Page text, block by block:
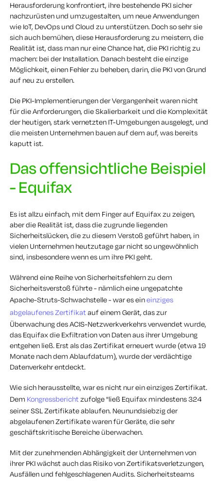
Herausforderung konfrontiert, ihre bestehende PKI sicher
nachzurüsten und umzugestalten, um neue Anwendungen
wie IoT, DevOps und Cloud zu unterstützen. Doch so sehr sie
sich auch bemühen, diese Herausforderung zu meistern, die
Realität ist, dass man nureineChance hat, die PKI richtig zu
machen: bei der Installation. Danach besteht die einzige
Möglichkeit, einen Fehler zu beheben, darin, die PKI von Grund
auf neu zu erstellen.
Die PKI-Implementierungen der Vergangenheit waren nicht
für die Anforderungen, die Skalierbarkeit und die Komplexität
der heutigen, stark vernetzten IT-Umgebungen ausgelegt, und
die meisten Unternehmen bauen auf dem auf, was bereits
kaputt ist.
Das offensichtliche Beispiel
- Equifax
Es ist allzu einfach, mit dem Finger auf Equifax zu zeigen,
aber die Realität ist, dass die zugrunde liegenden
Sicherheitslücken, die zu diesem Verstoß geführt haben, in
vielen Unternehmen heutzutage gar nicht so ungewöhnlich
sind, insbesondere wenn es um ihre PKI geht.
Während eine Reihe von Sicherheitsfehlern zu dem
Sicherheitsverstoß führte - nämlich eine ungepatchte
Apache-Struts-Schwachstelle - war es eineinziges
abgelaufenes Zertifikatauf einem Gerät, das zur
Überwachung des ACIS-Netzwerkverkehrs verwendet wurde,
das Equifax die Exfiltration von Daten aus ihrer Umgebung
entgehen ließ. Erst als das Zertifikat erneuert wurde (etwa 19
Monate nach dem Ablaufdatum), wurde der verdächtige
Datenverkehr entdeckt.
Wie sich herausstellte, war es nicht nur ein einziges Zertifikat.
Dem Kongressberichtzufolge "ließ Equifax mindestens 324
seiner SSL Zertifikate ablaufen. Neunundsiebzig der
abgelaufenen Zertifikate waren für Geräte, die sehr
geschäftskritische Bereiche überwachen.
Mit der zunehmenden Abhängigkeit der Unternehmen von
ihrer PKI wächst auch das Risiko von Zertifikatsverletzungen,
Ausfällen und fehlgeschlagenen Audits. Sicherheitsteams